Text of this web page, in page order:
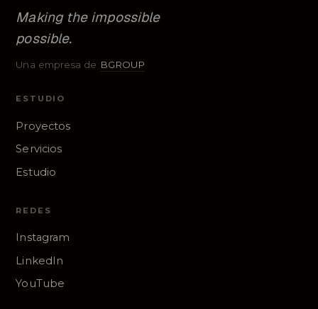
Making the impossible
possible.
Una empresa de BGROUP
ESTUDIO
Proyectos
Servicios
Estudio
REDES
Instagram
LinkedIn
YouTube